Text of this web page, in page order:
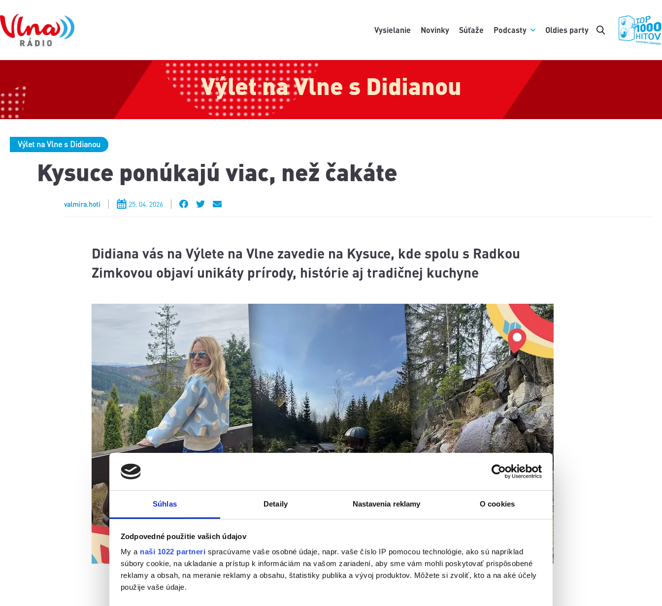
Súhlas Detaily Nastavenia reklamy O cookies
Zodpovedné použitie vašich údajov
My a naši 1022 partneri spracúvame vaše osobné údaje, napr. vaše číslo IP pomocou technológie, ako sú napríklad
súbory cookie, na ukladanie a prístup k informáciám na vašom zariadení, aby sme vám mohli poskytovať prispôsobené
reklamy a obsah, na meranie reklamy a obsahu, štatistiky publika a vývoj produktov. Môžete si zvoliť, kto a na aké účely
použije vaše údaje.
Vysielanie Novinky Súťaže Podcasty Oldies party
Výlet na Vlne s Didianou
Výlet na Vlne s Didianou
Kysuce ponúkajú viac, než čakáte
valmira.hoti 25. 04. 2026
Didiana vás na Výlete na Vlne zavedie na Kysuce, kde spolu s Radkou
Zimkovou objaví unikáty prírody, histórie aj tradičnej kuchyne
Zdroj obrázku: Archív Didiany